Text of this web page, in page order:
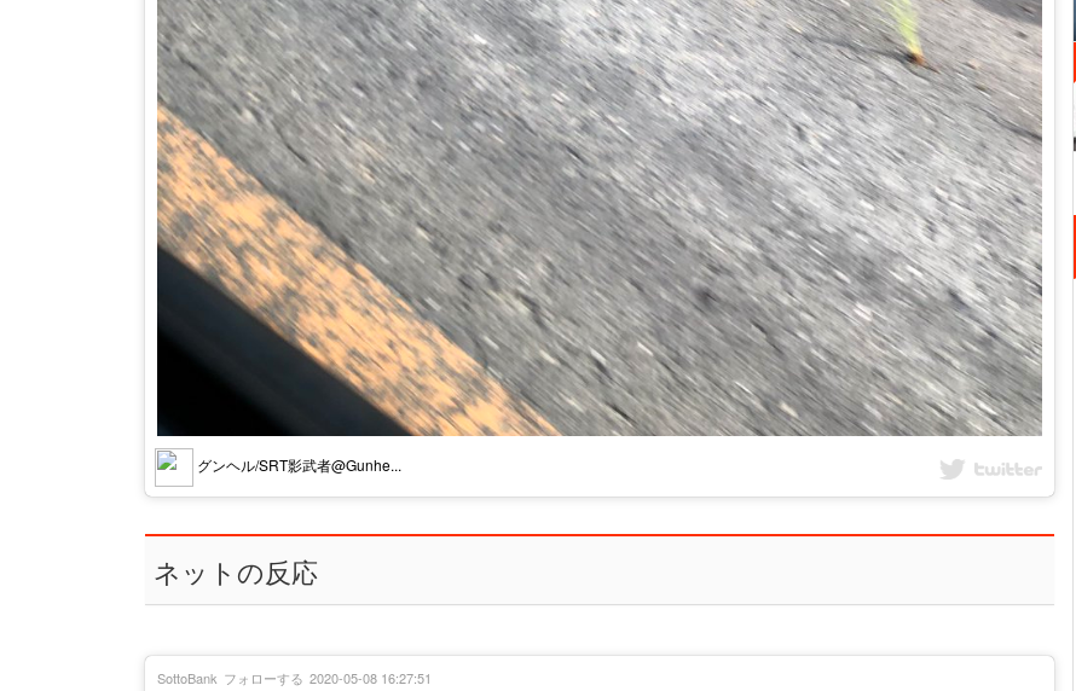
グンヘル/SRT影武者@Gunhe...
ネットの反応
SottoBank フォローする 2020-05-08 16:27:51